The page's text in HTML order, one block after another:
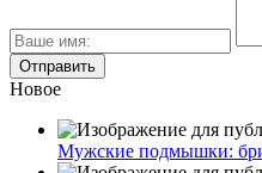
Новое
Мужские подмышки: